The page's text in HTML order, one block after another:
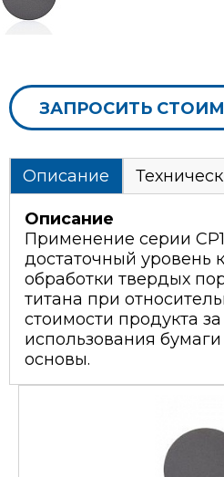
ЗАПРОСИТЬ
Описание
Описание
Применение серии
достаточный уровень
обработки твердых
титана при
стоимости продукта за
использования бумаги
основы.